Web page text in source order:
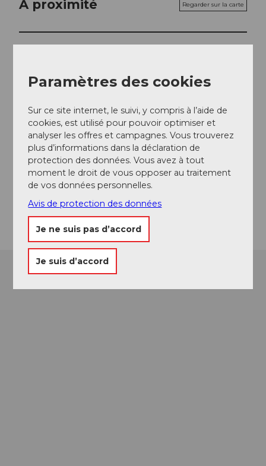
À proximité Regarder sur la carte
Repas & boissons
Emplacement de l'événement
Unter Holzwang
6383 Dallenwil
Website
Arrivée
Paramètres des cookies
Sur ce site internet, le suivi, y compris à l’aide de
cookies, est utilisé pour pouvoir optimiser et
analyser les offres et campagnes. Vous trouverez
plus d’informations dans la déclaration de
protection des données. Vous avez à tout
moment le droit de vous opposer au traitement
de vos données personnelles.
Avis de protection des données
Je ne suis pas d’accord
Je suis d’accord